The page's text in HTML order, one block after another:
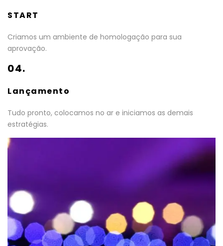
START
Criamos um ambiente de homologação para sua
aprovação.
04.
Lançamento
Tudo pronto, colocamos no ar e iniciamos as demais
estratégias.